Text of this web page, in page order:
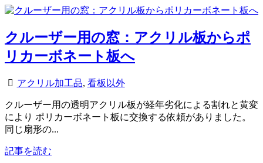
クルーザー用の窓：アクリル板からポ
リカーボネート板へ
アクリル加工品, 看板以外
クルーザー用の透明アクリル板が経年劣化による割れと黄変
により ポリカーボネート板に交換する依頼がありました。
同じ扇形の...
記事を読む